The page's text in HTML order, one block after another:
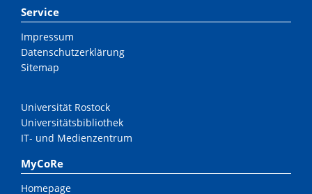
Service
Impressum
Datenschutzerklärung
Sitemap
Universität Rostock
Universitätsbibliothek
IT- und Medienzentrum
MyCoRe
Homepage